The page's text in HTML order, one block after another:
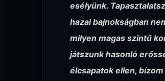
esélyünk.
hazai bajnokságban
milyen magas szintű
játszunk hasonló
élcsapatok ellen,